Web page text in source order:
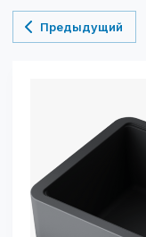
Предыдущий